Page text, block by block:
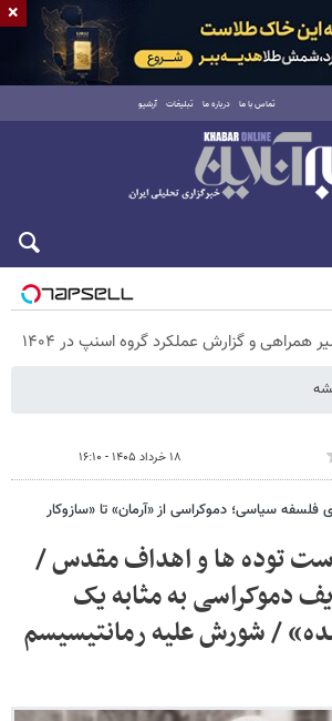
تماس با ما درباره ما تبلیغات آرشیو
مرداد ۱۴۰۵
همراهی و گزارش عملکرد گروه اسنپ در ۱۴۰۴
۱۸ خرداد ۱۴۰۵ - ۱۶:۱۰
فلسفه سیاسی؛ دموکراسی از «آرمان» تا «سازوکار
توده ها و اهداف مقدس /
دموکراسی به مثابه یک
/ شورش علیه رمانتیسیسم
×